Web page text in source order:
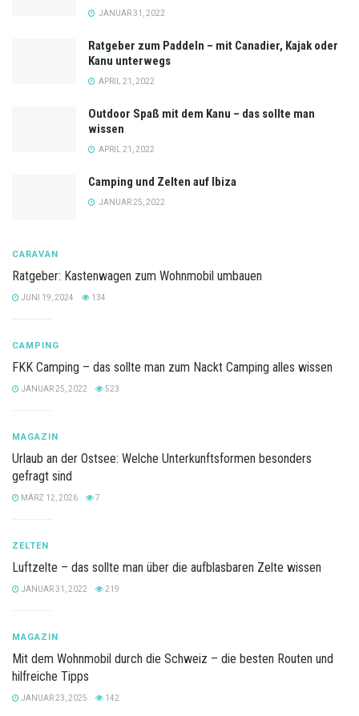
JANUAR 31, 2022
Ratgeber zum Paddeln – mit Canadier, Kajak oder
Kanu unterwegs
APRIL 21, 2022
Outdoor Spaß mit dem Kanu – das sollte man
wissen
APRIL 21, 2022
Camping und Zelten auf Ibiza
JANUAR 25, 2022
CARAVAN
Ratgeber: Kastenwagen zum Wohnmobil umbauen
JUNI 19, 2024 134
CAMPING
FKK Camping – das sollte man zum Nackt Camping alles wissen
JANUAR 25, 2022 523
MAGAZIN
Urlaub an der Ostsee: Welche Unterkunftsformen besonders
gefragt sind
MÄRZ 12, 2026 7
ZELTEN
Luftzelte – das sollte man über die aufblasbaren Zelte wissen
JANUAR 31, 2022 219
MAGAZIN
Mit dem Wohnmobil durch die Schweiz – die besten Routen und
hilfreiche Tipps
JANUAR 23, 2025 142